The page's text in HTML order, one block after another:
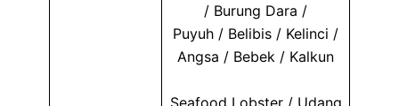
/ Burung Dara /
Puyuh / Belibis / Kelinci /
Angsa / Bebek / Kalkun
Seafood Lobster / Udang